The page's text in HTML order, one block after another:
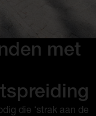
met
die ‘strak aan de